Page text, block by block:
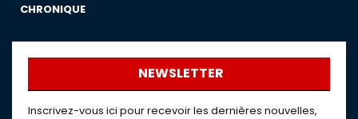
CHRONIQUE
NEWSLETTER
Inscrivez-vous ici pour recevoir les dernières nouvelles,